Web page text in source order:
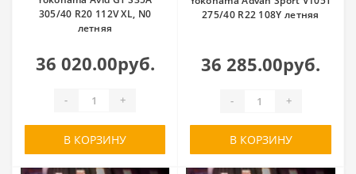
305/40 R20 112V XL, N0
летняя
36 020.00руб.
- +
В КОРЗИНУ
275/40 R22 108Y летняя
36 285.00руб.
- +
В КОРЗИНУ